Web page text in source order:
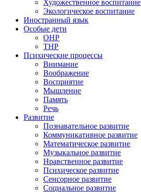
Художественное воспитание
Экологическое воспитание
Иностранный язык
Особые дети
ОНР
ТНР
Психические процессы
Внимание
Воображение
Восприятие
Мышление
Память
Речь
Развитие
Познавательное развитие
Коммуникативное развитие
Математическое развитие
Музыкальное развитие
Нравственное развитие
Психическое развитие
Сенсорное развитие
Социальное развитие